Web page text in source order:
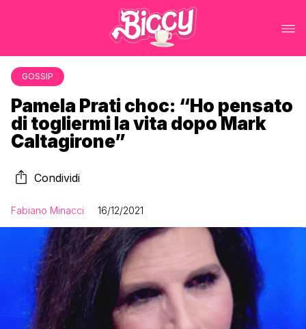
GOSSIP
Pamela Prati choc: “Ho pensato
di togliermi la vita dopo Mark
Caltagirone”
Condividi
Fabiano Minacci 16/12/2021